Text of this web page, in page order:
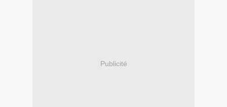
Publicité